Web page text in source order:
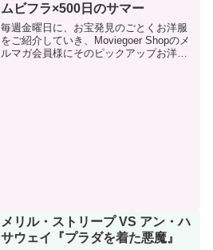
ムビフラ×500日のサマー
毎週金曜日に、お宝発見のごとくお洋服
をご紹介していき、Moviegoer Shopのメ
ルマガ会員様にそのピックアップお洋服
メリル・ストリープ VS アン・ハ
サウェイ『プラダを着た悪魔』